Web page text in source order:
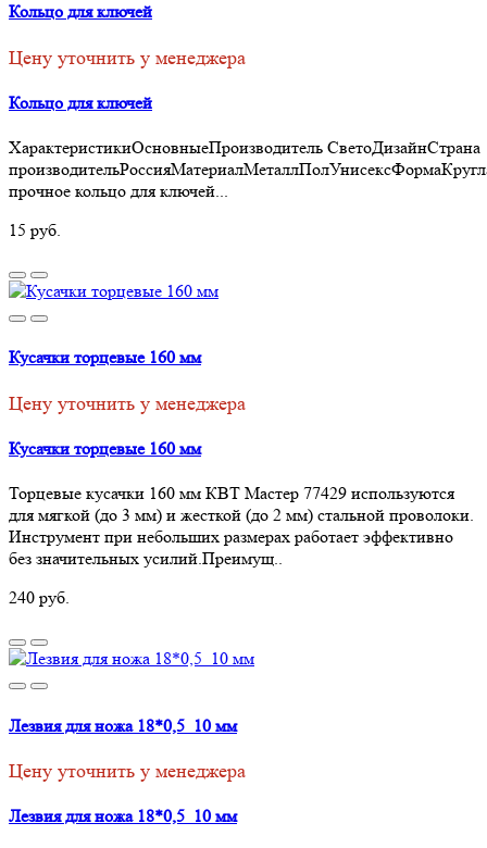
Кольцо для ключей
Цену уточнить у менеджера
Кольцо для ключей
ХарактеристикиОсновныеПроизводитель СветоДизайнСтрана
прочное кольцо для ключей...
15 руб.
Кусачки торцевые 160 мм
Цену уточнить у менеджера
Кусачки торцевые 160 мм
Торцевые кусачки 160 мм КВТ Мастер 77429 используются
для мягкой (до 3 мм) и жесткой (до 2 мм) стальной проволоки.
Инструмент при небольших размерах работает эффективно
без значительных усилий.Преимущ..
240 руб.
Лезвия для ножа 18*0,5 10 мм
Цену уточнить у менеджера
Лезвия для ножа 18*0,5 10 мм